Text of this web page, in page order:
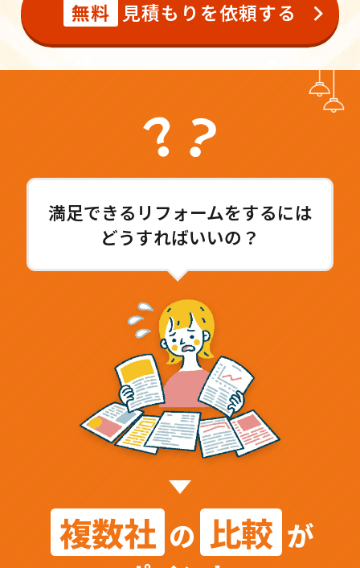
無料 見積もりを依頼する
満足できる リフォームをするには
どうすればいいの？
複数社 の 比較 が